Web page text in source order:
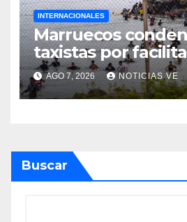
INTERNACIONALES
Marruecos
taxistas por
migración
Ceuta
AGO 7, 2026 NOTICIAS VE
Buscar